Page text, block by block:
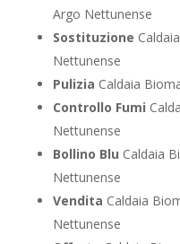
Argo Nettunense
Sostituzione
Nettunense
Pulizia Caldaia
Controllo Fumi
Nettunense
Bollino Blu Caldaia
Nettunense
Vendita Caldaia
Nettunense